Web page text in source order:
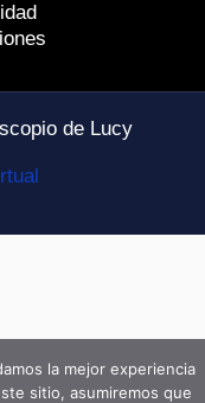
de Lucy
la mejor experiencia
sitio, asumiremos que